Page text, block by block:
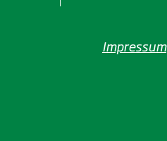
Impressum